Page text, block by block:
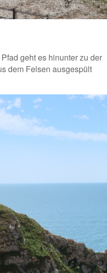
geht es hinunter zu der
dem Felsen ausgespült